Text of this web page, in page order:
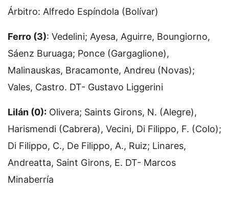
Árbitro: Alfredo Espíndola (Bolívar)
Ferro (3): Vedelini; Ayesa, Aguirre, Boungiorno,
Sáenz Buruaga; Ponce (Gargaglione),
Malinauskas, Bracamonte, Andreu (Novas);
Vales, Castro. DT- Gustavo Liggerini
Lilán (0): Olivera; Saints Girons, N. (Alegre),
Harismendi (Cabrera), Vecini, Di Filippo, F. (Colo);
Di Filippo, C., De Filippo, A., Ruiz; Linares,
Andreatta, Saint Girons, E. DT- Marcos
Minaberría